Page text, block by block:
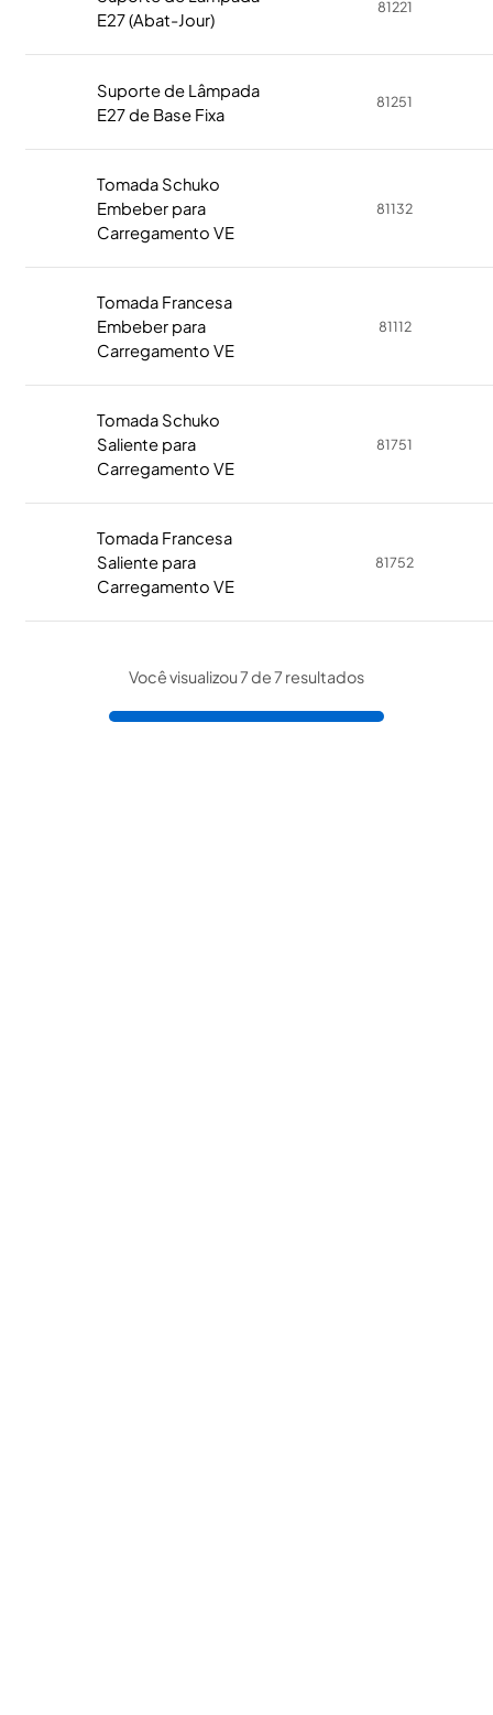
E27 (Abat-Jour)
81221
Suporte de Lâmpada
E27 de Base Fixa
81251
Tomada Schuko
Embeber para
Carregamento VE
81132
Tomada Francesa
Embeber para
Carregamento VE
81112
Tomada Schuko
Saliente para
Carregamento VE
81751
Tomada Francesa
Saliente para
Carregamento VE
81752
Você visualizou 7 de 7 resultados